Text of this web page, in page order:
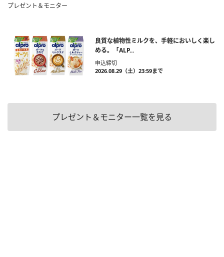
プレゼント＆モニター
良質な植物性ミルクを、手軽においしく楽し
める。「ALP...
申込締切
2026.08.29（土）23:59まで
プレゼント＆モニター一覧を見る